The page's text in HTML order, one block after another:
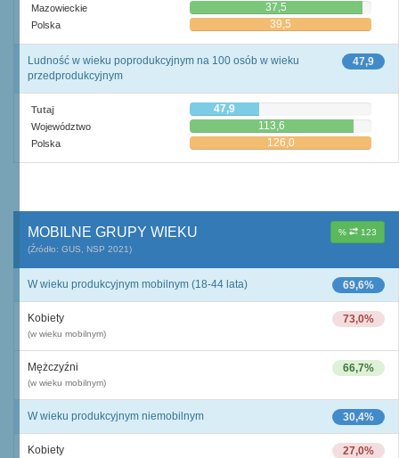
Mazowieckie 37,5
Polska 39,5
47,9
Ludność w wieku poprodukcyjnym na 100 osób w wieku
przedprodukcyjnym
Tutaj 47,9
Województwo 113,6
Polska 126,0
% 123
MOBILNE GRUPY WIEKU
(Źródło: GUS, NSP 2021)
69,6%
W wieku produkcyjnym mobilnym (18-44 lata)
73,0%
Kobiety
(w wieku mobilnym)
66,7%
Mężczyźni
(w wieku mobilnym)
30,4%
W wieku produkcyjnym niemobilnym
27,0%
Kobiety